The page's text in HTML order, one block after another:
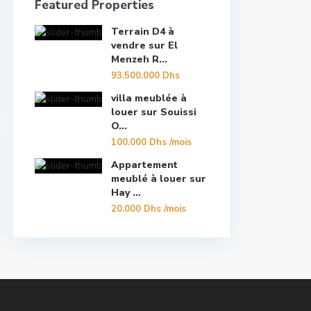
Featured Properties
Terrain D4 à
vendre sur El
Menzeh R...
93.500.000 Dhs
villa meublée à
louer sur Souissi
O...
100.000 Dhs/mois
Appartement
meublé à louer sur
Hay ...
20.000 Dhs/mois